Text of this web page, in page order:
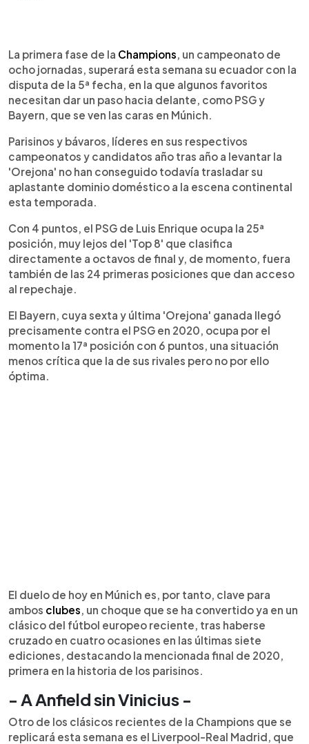
Escuchar artículo
La primera fase de la Champions , un campeonato de
ocho jornadas, superará esta semana su ecuador con la
disputa de la 5ª fecha, en la que algunos favoritos
necesitan dar un paso hacia delante, como PSG y
Bayern, que se ven las caras en Múnich.
Parisinos y bávaros, líderes en sus respectivos
campeonatos y candidatos año tras año a levantar la
'Orejona' no han conseguido todavía trasladar su
aplastante dominio doméstico a la escena continental
esta temporada.
Con 4 puntos, el PSG de Luis Enrique ocupa la 25ª
posición, muy lejos del 'Top 8' que clasifica
directamente a octavos de final y, de momento, fuera
también de las 24 primeras posiciones que dan acceso
al repechaje.
El Bayern, cuya sexta y última 'Orejona' ganada llegó
precisamente contra el PSG en 2020, ocupa por el
momento la 17ª posición con 6 puntos, una situación
menos crítica que la de sus rivales pero no por ello
óptima.
El duelo de hoy en Múnich es, por tanto, clave para
ambos clubes , un choque que se ha convertido ya en un
clásico del fútbol europeo reciente, tras haberse
cruzado en cuatro ocasiones en las últimas siete
ediciones, destacando la mencionada final de 2020,
primera en la historia de los parisinos.
- A Anfield sin Vinicius -
Otro de los clásicos recientes de la Champions que se
replicará esta semana es el Liverpool-Real Madrid, que